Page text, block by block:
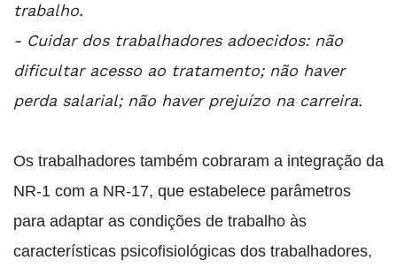
trabalho.
- Cuidar dos trabalhadores adoecidos: não
dificultar acesso ao tratamento; não haver
perda salarial; não haver prejuízo na carreira.
Os trabalhadores também cobraram a integração da
NR-1 com a NR-17, que estabelece parâmetros
para adaptar as condições de trabalho às
características psicofisiológicas dos trabalhadores,